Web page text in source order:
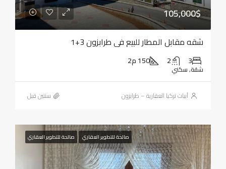
105,000$
شقه مقابل المطار للبيع في طرابزون 3+1
3
2 150 م2
شقة, سكني
أبيات تركيا العقارية – طرابزون ‏سنتين قبل
صالحة للتطوير العقاري صالحة للتطوير العقاري